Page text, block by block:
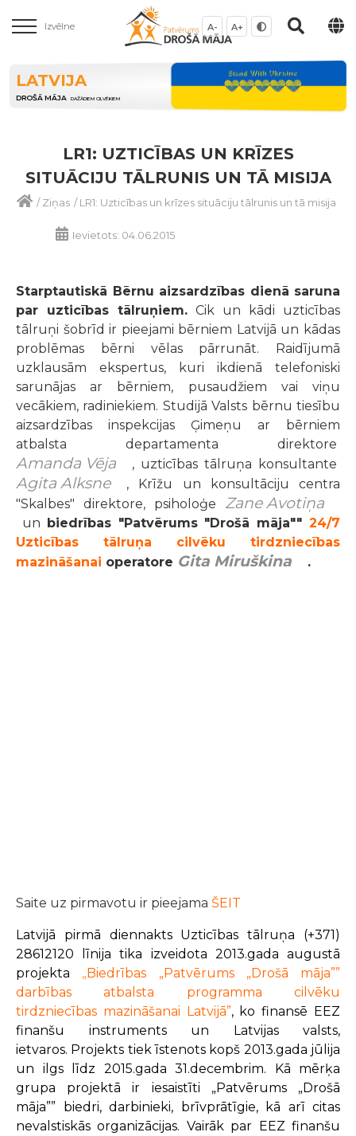
Izvēlne A- A+
LATVIJA
DROŠĀ MĀJA DAŽĀDIEM CILVĒKIEM
LR1: UZTICĪBAS UN KRĪZES
SITUĀCIJU TĀLRUNIS UN TĀ MISIJA
/Ziņas /LR1: Uzticības un krīzes situāciju tālrunis un tā misija
Ievietots: 04.06.2015
Starptautiskā Bērnu aizsardzības dienā saruna
par uzticības tālruņiem. Cik un kādi uzticības
tālruņi šobrīd ir pieejami bērniem Latvijā un kādas
problēmas bērni vēlas pārrunāt. Raidījumā
uzklausām ekspertus, kuri ikdienā telefoniski
sarunājas ar bērniem, pusaudžiem vai viņu
vecākiem, radiniekiem. Studijā Valsts bērnu tiesību
aizsardzības inspekcijas Ģimeņu ar bērniem
atbalsta departamenta direktore
Amanda Vēja , uzticības tālruņa konsultante
Agita Alksne
, Krīžu un konsultāciju centra
"Skalbes" direktore, psiholoģe Zane Avotiņa
un biedrības "Patvērums "Drošā māja""24/7
Uzticības tālruņa cilvēku tirdzniecības
mazināšanai operatore Gita Miruškina .
Saite uz pirmavotu ir pieejama ŠEIT
Latvijā pirmā diennakts Uzticības tālruņa (+371)
28612120 līnija tika izveidota 2013.gada augustā
projekta „Biedrības „Patvērums „Drošā māja””
darbības atbalsta programma cilvēku
tirdzniecības mazināšanai Latvijā”, ko finansē EEZ
finanšu instruments un Latvijas valsts,
ietvaros. Projekts tiek īstenots kopš 2013.gada jūlija
un ilgs līdz 2015.gada 31.decembrim. Kā mērķa
grupa projektā ir iesaistīti „Patvērums „Drošā
māja”” biedri, darbinieki, brīvprātīgie, kā arī citas
nevalstiskās organizācijas. Vairāk par EEZ finanšu